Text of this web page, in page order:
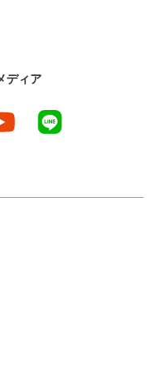
ディア
youtube